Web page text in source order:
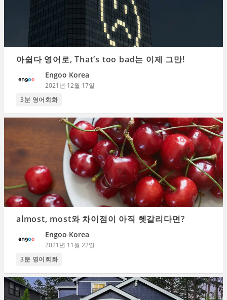
아쉽다 영어로, That’s too bad는 이제 그만!
Engoo Korea
2021년 12월 17일
3분 영어회화
almost, most와 차이점이 아직 헷갈리다면?
Engoo Korea
2021년 11월 22일
3분 영어회화